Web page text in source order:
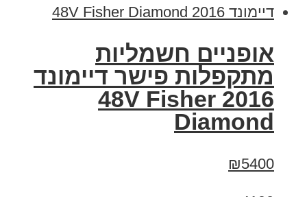
אופניים חשמליות
מתקפלות פישר דיימונד
2016 48V Fisher
Diamond
₪5400